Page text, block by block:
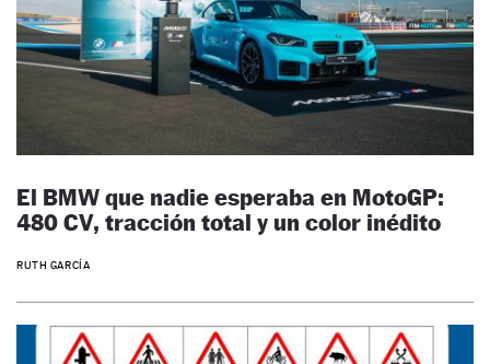
El BMW que nadie esperaba en MotoGP:
480 CV, tracción total y un color inédito
RUTH GARCÍA